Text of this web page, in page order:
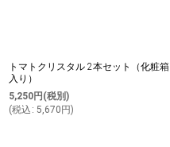
トマトクリスタル 2本セット（化粧箱
入り）
5,250円 (税別)
(税込 : 5,670 円)